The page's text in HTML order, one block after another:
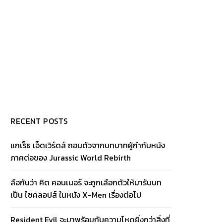
RECENT POSTS
แกเร็ธ เอ็ดเวิร์ดส์ ถอนตัวจากบทบาทผู้กำกับหนัง
ภาคต่อของ Jurassic World Rebirth
ลือกันว่า คิต คอนเนอร์ จะถูกเลือกตัวให้มารับบท
เป็น ไซคลอปส์ ในหนัง X-Men เรื่องต่อไป
Resident Evil จะมาพร้อมกับความโหดยิ่งกว่าสิ่งที่